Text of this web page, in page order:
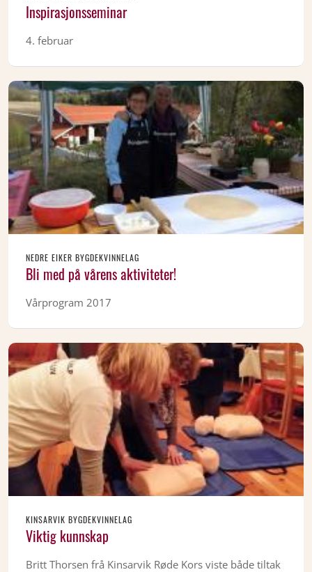
Inspirasjonsseminar
4. februar
NEDRE EIKER BYGDEKVINNELAG
Bli med på vårens aktiviteter!
Vårprogram 2017
KINSARVIK BYGDEKVINNELAG
Viktig kunnskap
Britt Thorsen frå Kinsarvik Røde Kors viste både tiltak